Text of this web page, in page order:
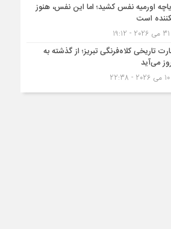
اورمیه نفس کشید؛ اما این نفس، هنوز
است
تاریخی کلاه‌فرنگی تبریز؛ از گذشته به
می‌آید
10 می 2026 - 22:38